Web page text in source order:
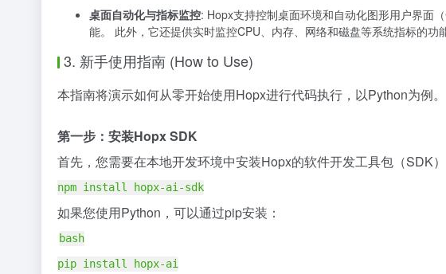
桌面自动化与指标监控: Hopx支持控制桌面环境和自动化图形用户界面
能。 此外，它还提供实时监控CPU、内存、网络和磁盘等系统指标的功
3. 新手使用指南 (How to Use)
本指南将演示如何从零开始使用Hopx进行代码执行，以Python为例。
第一步：安装Hopx SDK
首先，您需要在本地开发环境中安装Hopx的软件开发工具包（SDK
npm install hopx-ai-sdk
如果您使用Python，可以通过pip安装：
bash
pip install hopx-ai